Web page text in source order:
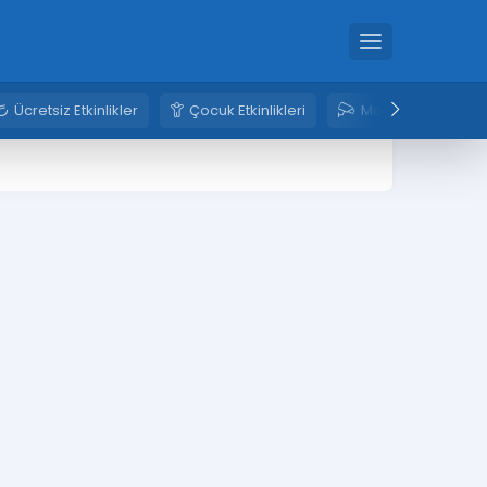
Ücretsiz Etkinlikler Çocuk Etkinlikleri Mobese